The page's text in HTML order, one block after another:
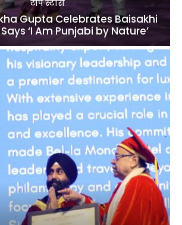
टॉप स्टोरी
Gupta Celebrates Baisakhi
Says ‘I Am Punjabi by Nature’